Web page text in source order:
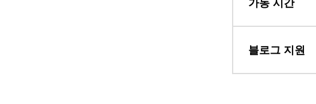
블로그 지원